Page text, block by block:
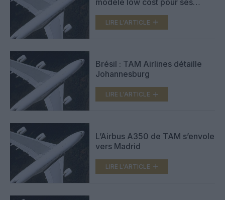
LIRE L'ARTICLE
Brésil : TAM Airlines détaille
Johannesburg
LIRE L'ARTICLE
L’Airbus A350 de TAM s’envole
vers Madrid
LIRE L'ARTICLE